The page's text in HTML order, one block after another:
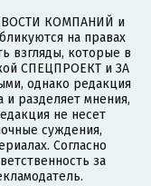
КОМПАНИЙ и
на правах
взгляды, которые в
СПЕЦПРОЕКТ и ЗА
однако редакция
и разделяет мнения,
не несет
суждения,
Согласно
за